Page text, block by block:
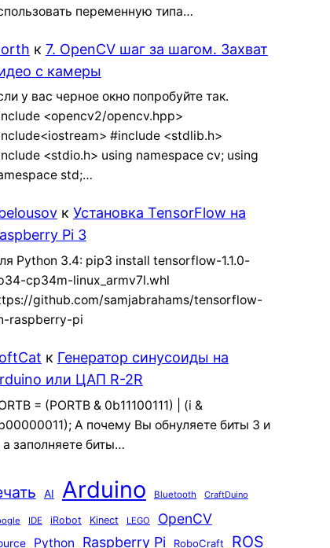
переменную типа…
к 7. OpenCV шаг за шагом. Захват
с камеры
у вас черное окно попробуйте так.
<opencv2/opencv.hpp>
#include <stdlib.h>
<stdio.h> using namespace cv; using
std;…
к Установка TensorFlow на
Pi 3
Python 3.4: pip3 install tensorflow-1.1.0-
cp34m-linux_armv7l.whl
github.com/samjabrahams/tensorflow-
raspberry-pi
к Генератор синусоиды на
или ЦАП R-2R
= (PORTB & 0b11100111) | (i &
А почему Вы обнуляете биты 3 и
а заполняете биты…
AI Arduino Bluetooth CraftDuino
IDE iRobot Kinect LEGO OpenCV
Python Raspberry Pi RoboCraft ROS